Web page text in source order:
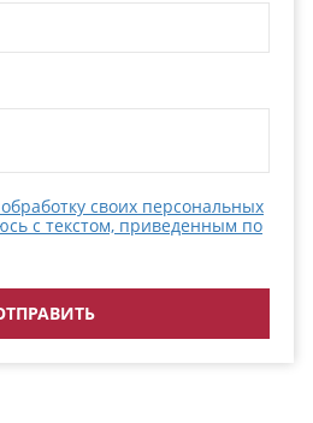
своих персональных
с текстом, приведенным по